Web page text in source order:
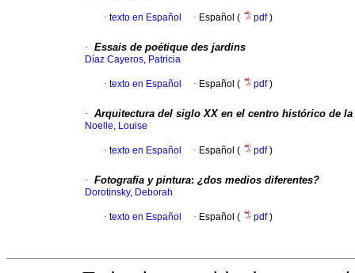
· texto en Español · Español ( pdf)
· Essais de poétique des jardins
Díaz Cayeros, Patricia
· texto en Español · Español ( pdf)
· Arquitectura del siglo XX en el centro histórico de
Noelle, Louise
· texto en Español · Español ( pdf)
· Fotografía y pintura: ¿dos medios diferentes?
Dorotinsky, Deborah
· texto en Español · Español ( pdf)